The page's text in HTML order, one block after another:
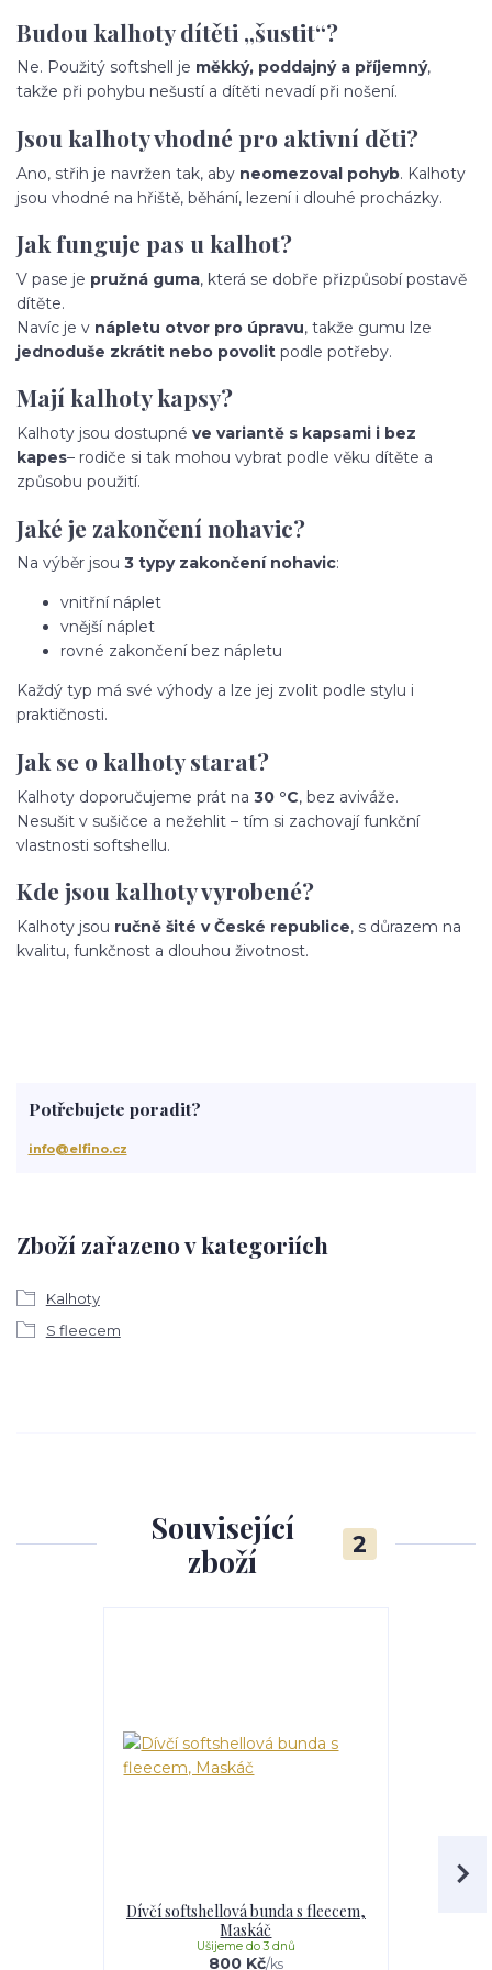
Budou kalhoty dítěti „šustit“?
Ne. Použitý softshell je měkký, poddajný a příjemný,
takže při pohybu nešustí a dítěti nevadí při nošení.
Jsou kalhoty vhodné pro aktivní děti?
Ano, střih je navržen tak, aby neomezoval pohyb. Kalhoty
jsou vhodné na hřiště, běhání, lezení i dlouhé procházky.
Jak funguje pas u kalhot?
V pase je pružná guma, která se dobře přizpůsobí postavě
dítěte.
Navíc je v nápletu otvor pro úpravu, takže gumu lze
jednoduše zkrátit nebo povolit podle potřeby.
Mají kalhoty kapsy?
Kalhoty jsou dostupné ve variantě s kapsami i bez
kapes– rodiče si tak mohou vybrat podle věku dítěte a
způsobu použití.
Jaké je zakončení nohavic?
Na výběr jsou 3 typy zakončení nohavic:
vnitřní náplet
vnější náplet
rovné zakončení bez nápletu
Každý typ má své výhody a lze jej zvolit podle stylu i
praktičnosti.
Jak se o kalhoty starat?
Kalhoty doporučujeme prát na 30 °C, bez aviváže.
Nesušit v sušičce a nežehlit – tím si zachovají funkční
vlastnosti softshellu.
Kde jsou kalhoty vyrobené?
Kalhoty jsou ručně šité v České republice, s důrazem na
kvalitu, funkčnost a dlouhou životnost.
Zboží zařazeno v kategoriích
Kalhoty
S fleecem
Potřebujete poradit?
info@elfino.cz
Související
zboží
2
Dívčí softshellová bunda s fleecem,
Maskáč
800 Kč/ks
Ušijeme do 3 dnů